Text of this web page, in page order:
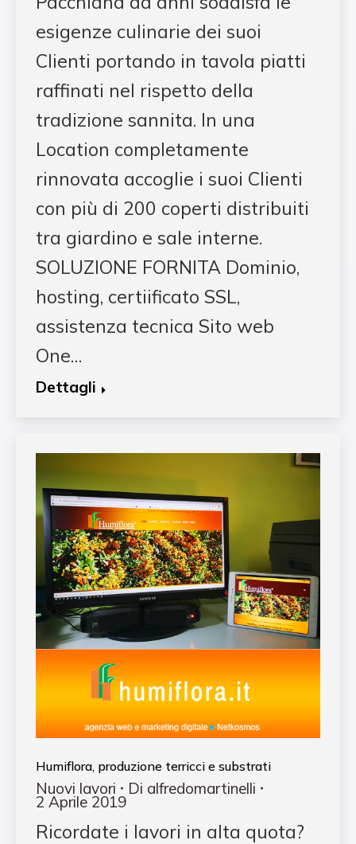
esigenze culinarie dei suoi
Clienti portando in tavola piatti
raffinati nel rispetto della
tradizione sannita. In una
Location completamente
rinnovata accoglie i suoi Clienti
con più di 200 coperti distribuiti
tra giardino e sale interne.
SOLUZIONE FORNITA Dominio,
hosting, certiificato SSL,
assistenza tecnica Sito web
One…
Dettagli
Humiflora, produzione terricci e substrati
Nuovi lavori Di alfredomartinelli
2 Aprile 2019
Ricordate i lavori in alta quota?